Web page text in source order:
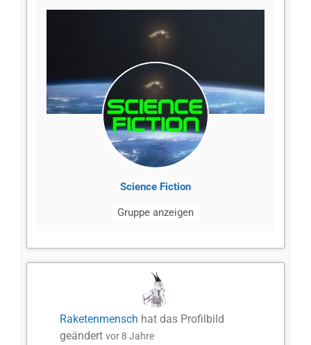
Science Fiction
Gruppe anzeigen
Raketenmensch hat das Profilbild
geändertvor 8 Jahre